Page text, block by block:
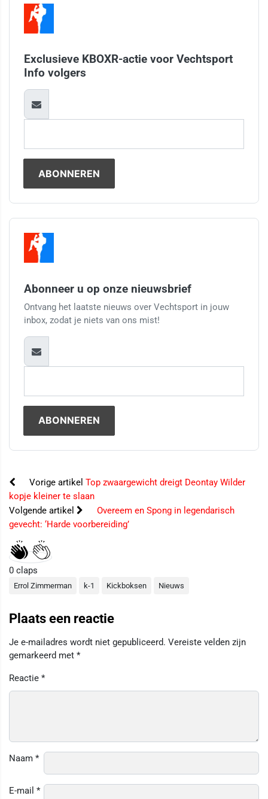
Exclusieve KBOXR-actie voor Vechtsport
Info volgers
Abonneer u op onze nieuwsbrief
Ontvang het laatste nieuws over Vechtsport in jouw
inbox, zodat je niets van ons mist!
Vorige artikel Top zwaargewicht dreigt Deontay Wilder
kopje kleiner te slaan
Volgende artikel
Overeem en Spong in legendarisch
gevecht: ‘Harde voorbereiding’
0 claps
Errol Zimmerman k-1 Kickboksen Nieuws
Plaats een reactie
Je e-mailadres wordt niet gepubliceerd. Vereiste velden zijn
gemarkeerd met *
Reactie *
Naam *
E-mail *